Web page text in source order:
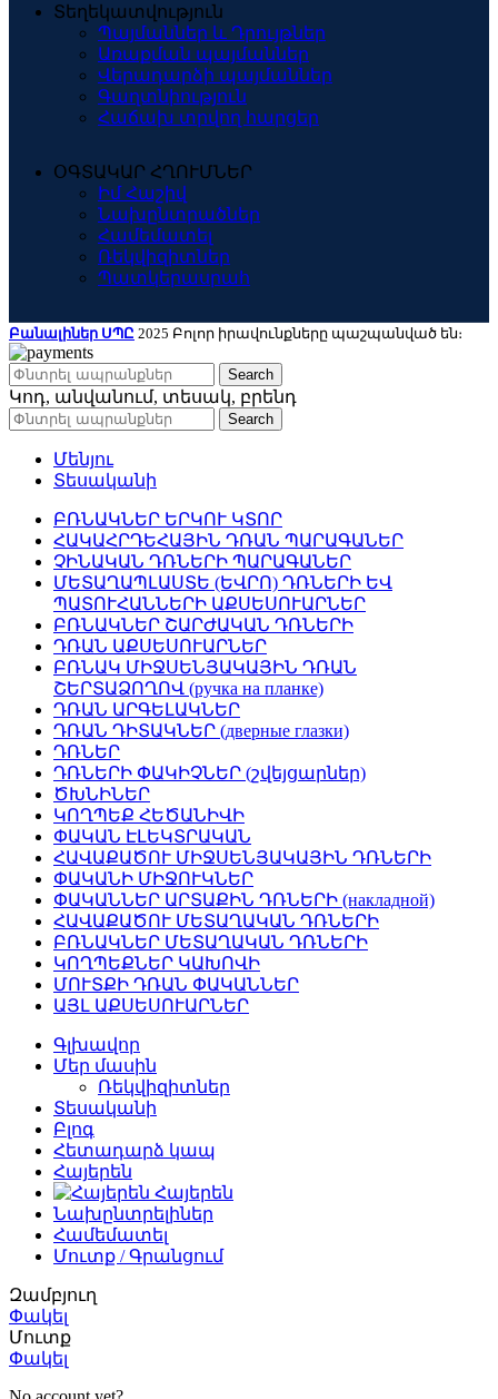
Տեղեկատվություն
Պայմաններ և Դրույթներ
Առաքման պայմաններ
Վերադարձի պայմաններ
Գաղտնիություն
Հաճախ տրվող հարցեր
ՕԳՏԱԿԱՐ ՀՂՈՒՄՆԵՐ
Իմ Հաշիվ
Նախընտրածներ
Համեմատել
Ռեկվիզիտներ
Պատկերասրահ
Բանալիներ ՍՊԸ 2025 Բոլոր իրավունքները պաշպանված են։
Search
Կոդ, անվանում, տեսակ, բրենդ
Search
Մենյու
Տեսականի
ԲՌՆԱԿՆԵՐ ԵՐԿՈՒ ԿՏՈՐ
ՀԱԿԱՀՐԴԵՀԱՅԻՆ ԴՌԱՆ ՊԱՐԱԳԱՆԵՐ
ՉԻՆԱԿԱՆ ԴՌՆԵՐԻ ՊԱՐԱԳԱՆԵՐ
ՄԵՏԱՂԱՊԼԱՍՏԵ (ԵՎՐՈ) ԴՌՆԵՐԻ ԵՎ
ՊԱՏՈՒՀԱՆՆԵՐԻ ԱՔՍԵՍՈՒԱՐՆԵՐ
ԲՌՆԱԿՆԵՐ ՇԱՐԺԱԿԱՆ ԴՌՆԵՐԻ
ԴՌԱՆ ԱՔՍԵՍՈՒԱՐՆԵՐ
ԲՌՆԱԿ ՄԻՋՍԵՆՅԱԿԱՅԻՆ ԴՌԱՆ
ՇԵՐՏԱՁՈՂՈՎ (ручка на планке)
ԴՌԱՆ ԱՐԳԵԼԱԿՆԵՐ
ԴՌԱՆ ԴԻՏԱԿՆԵՐ (дверные глазки)
ԴՌՆԵՐ
ԴՌՆԵՐԻ ՓԱԿԻՉՆԵՐ (շվեյցարներ)
ԾԽՆԻՆԵՐ
ԿՈՂՊԵՔ ՀԵԾԱՆԻՎԻ
ՓԱԿԱՆ ԷԼԵԿՏՐԱԿԱՆ
ՀԱՎԱՔԱԾՈՒ ՄԻՋՍԵՆՅԱԿԱՅԻՆ ԴՌՆԵՐԻ
ՓԱԿԱՆԻ ՄԻՋՈՒԿՆԵՐ
ՓԱԿԱՆՆԵՐ ԱՐՏԱՔԻՆ ԴՌՆԵՐԻ (накладной)
ՀԱՎԱՔԱԾՈՒ ՄԵՏԱՂԱԿԱՆ ԴՌՆԵՐԻ
ԲՌՆԱԿՆԵՐ ՄԵՏԱՂԱԿԱՆ ԴՌՆԵՐԻ
ԿՈՂՊԵՔՆԵՐ ԿԱԽՈՎԻ
ՄՈՒՏՔԻ ԴՌԱՆ ՓԱԿԱՆՆԵՐ
ԱՅԼ ԱՔՍԵՍՈՒԱՐՆԵՐ
Գլխավոր
Մեր մասին
Ռեկվիզիտներ
Տեսականի
Բլոգ
Հետադարձ կապ
Հայերեն
Հայերեն
Նախընտրելիներ
Համեմատել
Մուտք / Գրանցում
Զամբյուղ
Փակել
Մուտք
Փակել